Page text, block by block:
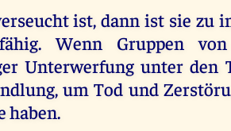
ist, dann ist sie zu
Wenn Gruppen von
Unterwerfung unter den
um Tod und
haben.